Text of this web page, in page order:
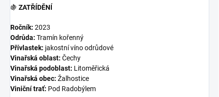
🍇 ZATŘÍDĚNÍ
Ročník: 2023
Odrůda: Tramín kořenný
Přívlastek: jakostní víno odrůdové
Vinařská oblast: Čechy
Vinařská podoblast: Litoměřická
Vinařská obec: Žalhostice
Viniční trať: Pod Radobýlem